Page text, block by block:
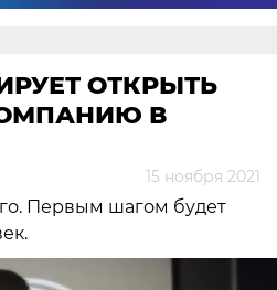
ОТКРЫТЬ
В
15 ноября 2021
Первым шагом будет